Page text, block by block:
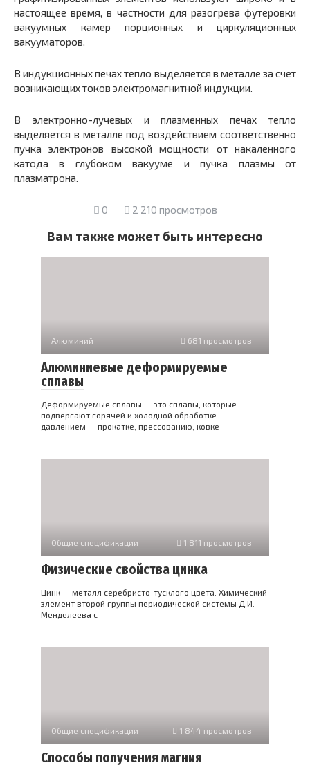
настоящее время, в частности для разогрева футеровки
вакуумных камер порционных и циркуляцион­ных
вакууматоров.
В индукционных печах тепло выделяется в металле за счет
возни­кающих токов электромагнитной индукции.
В электронно-лучевых и плазменных печах тепло
выделяется в металле под воздействием соответственно
пучка электронов высокой мощности от накаленного
катода в глубоком вакууме и пучка плазмы от
плазматрона.
0 2 210 просмотров
Вам также может быть интересно
Алюминий 681 просмотров
Алюминиевые деформируемые
сплавы
Деформируемые сплавы — это сплавы, которые
подвергают горячей и холодной обработке
давлением — прокатке, прессованию, ковке
Общие спецификации 1 811 просмотров
Физические свойства цинка
Цинк — металл серебристо-тусклого цвета. Химический
элемент второй группы периодической системы Д.И.
Менделеева с
Общие спецификации 1 844 просмотров
Способы получения магния